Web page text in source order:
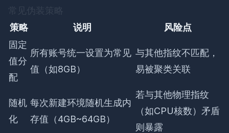
常见伪装策略
策略
说明
风险点
固定
值分
配
所有账号统一设置为常见
值（如8GB）
与其他指纹不匹配，
易被聚类关联
随机
化
每次新建环境随机生成内
存值（4GB~64GB）
若与其他物理指纹
（如CPU核数）矛盾
则暴露